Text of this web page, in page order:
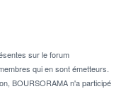
sur le forum
qui en sont émetteurs.
BOURSORAMA n'a participé